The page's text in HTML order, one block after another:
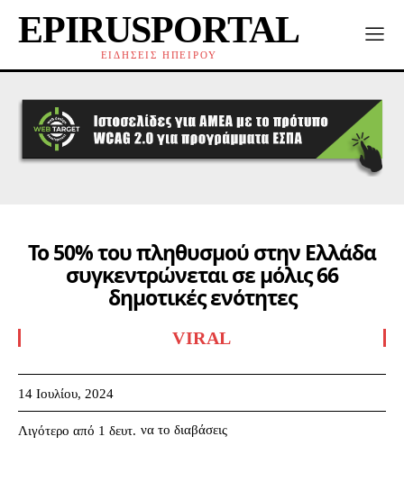
EPIRUSPORTAL
ΕΙΔΗΣΕΙΣ ΗΠΕΙΡΟΥ
Το 50% του πληθυσμού στην Ελλάδα
συγκεντρώνεται σε μόλις 66
δημοτικές ενότητες
VIRAL
14 Ιουλίου, 2024
Λιγότερο από 1 δευτ. να το διαβάσεις